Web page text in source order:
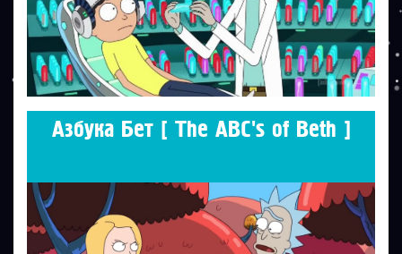
Азбука Бет [ The ABC's of Beth ]